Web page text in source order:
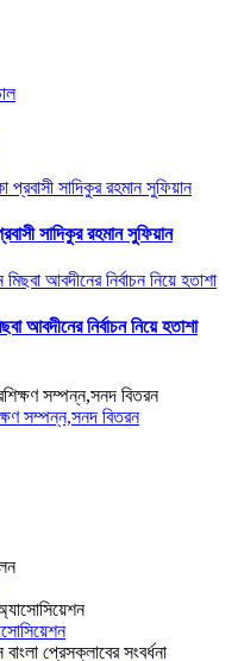
সাদিকুর রহমান সুফিয়ান
আবদীনের নির্বাচন নিয়ে হতাশা
সম্পন্ন,সনদ বিতরন